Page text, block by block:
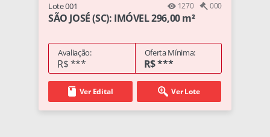
Lote 001 1270 000
SÃO JOSÉ (SC): IMÓVEL 296,00 m²
Avaliação:
R$ ***
Oferta Mínima:
R$ ***
Ver Edital Ver Lote